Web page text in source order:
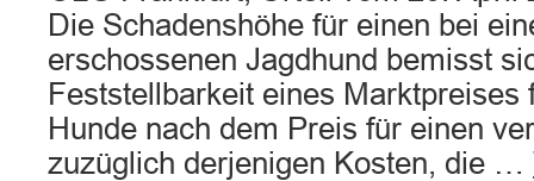
Die Schadenshöhe für einen bei
erschossenen Jagdhund bemisst
Feststellbarkeit eines Marktpreises
Hunde nach dem Preis für einen
zuzüglich derjenigen Kosten, die …